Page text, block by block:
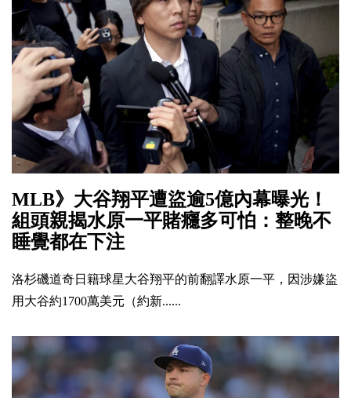
MLB》大谷翔平遭盜逾5億內幕曝光！
組頭親揭水原一平賭癮多可怕：整晚不
睡覺都在下注
洛杉磯道奇日籍球星大谷翔平的前翻譯水原一平，因涉嫌盜
用大谷約1700萬美元（約新......